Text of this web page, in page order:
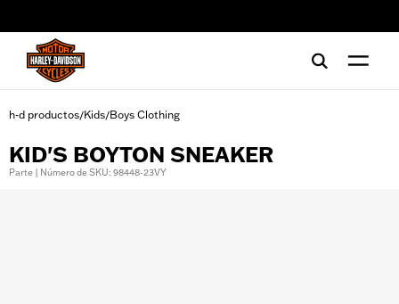
h-d productos/Kids/Boys Clothing
KID'S BOYTON SNEAKER
Parte | Número de SKU: 98448-23VY